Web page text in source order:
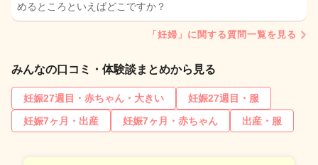
めるところといえばどこですか？
「妊婦」に関する質問一覧を見る
みんなの口コミ・体験談まとめから見る
妊娠27週目・赤ちゃん・大きい
妊娠27週目・服
妊娠7ヶ月・出産
妊娠7ヶ月・赤ちゃん 出産・服